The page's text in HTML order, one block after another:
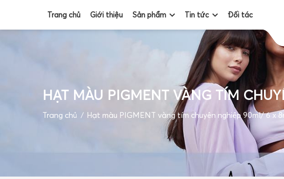
Trang chủ Giới thiệu Sản phẩm Tin tức Đối tác
Trang chủ Hạt màu PIGMENT vàng tím chuyên nghiệp 90ml/ 6 x
HẠT MÀU PIGMENT VÀNG TÍM